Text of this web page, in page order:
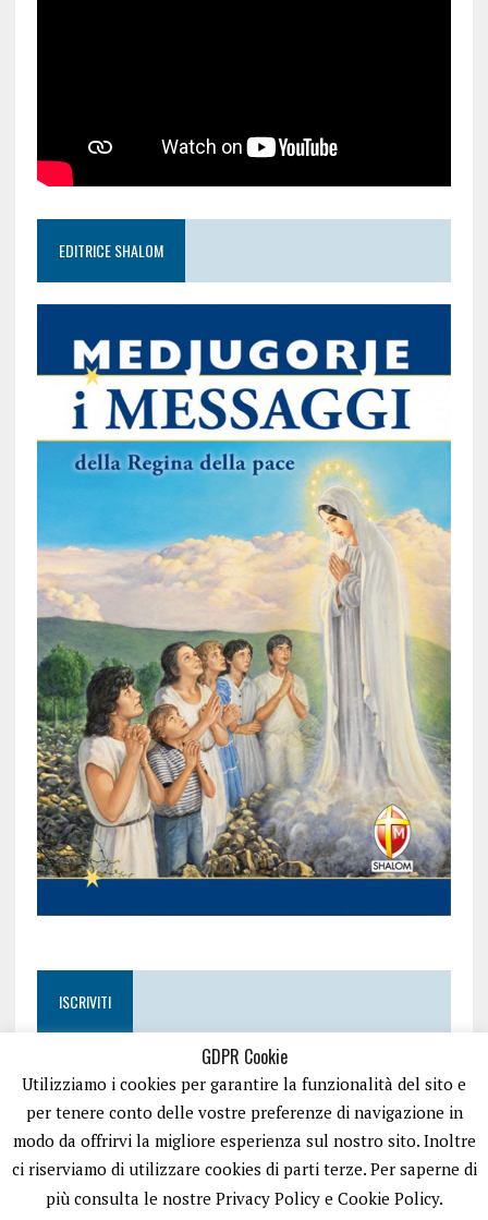
EDITRICE SHALOM
ISCRIVITI
GDPR Cookie
Utilizziamo i cookies per garantire la funzionalità del sito e
per tenere conto delle vostre preferenze di navigazione in
modo da offrirvi la migliore esperienza sul nostro sito. Inoltre
ci riserviamo di utilizzare cookies di parti terze. Per saperne di
più consulta le nostre Privacy Policy e Cookie Policy.